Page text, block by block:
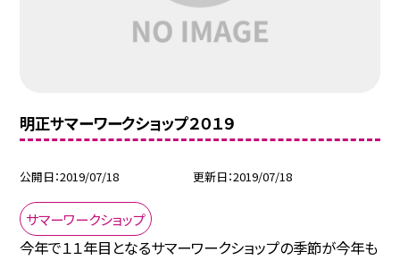
明正サマーワークショップ２０１９
公開日 2019/07/18 更新日 2019/07/18
サマーワークショップ
今年で１１年目となるサマーワークショップの季節が今年も